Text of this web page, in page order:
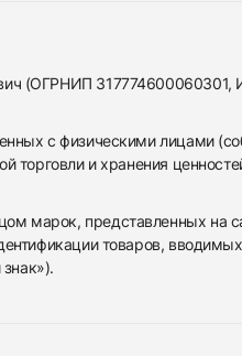
(ОГРНИП
с физическими лицами
и хранения
марок, представленных на
товаров,